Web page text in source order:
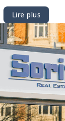
Lire plus